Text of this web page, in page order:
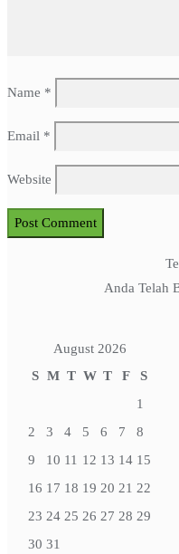
Name *
Email *
Website
Anda Telah
August 2026
S M T W T F
S
1
2
3 4 5 6 7
8
9
10 11 12 13 14 15
16 17 18 19 20 21 22
23 24 25 26 27 28 29
30 31